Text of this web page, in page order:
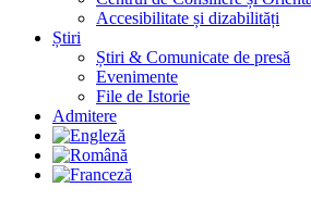
Accesibilitate și dizabilități
Știri
Știri & Comunicate de presă
Evenimente
File de Istorie
Admitere